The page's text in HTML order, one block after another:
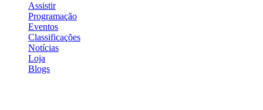
Assistir
Programação
Eventos
Classificações
Notícias
Loja
Blogs